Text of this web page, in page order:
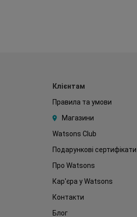
Клієнтам
Правила та умови
Магазини
Watsons Club
Подарункові сертифікати
Про Watsons
Кар'єра у Watsons
Контакти
Блог